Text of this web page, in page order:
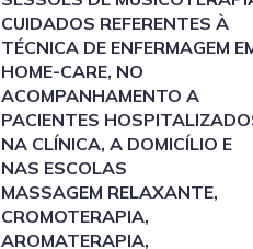
CUIDADOS REFERENTES À
TÉCNICA DE ENFERMAGEM
HOME-CARE, NO
ACOMPANHAMENTO A
PACIENTES
NA CLÍNICA, A DOMICÍLIO E
NAS ESCOLAS
MASSAGEM RELAXANTE,
CROMOTERAPIA,
AROMATERAPIA,